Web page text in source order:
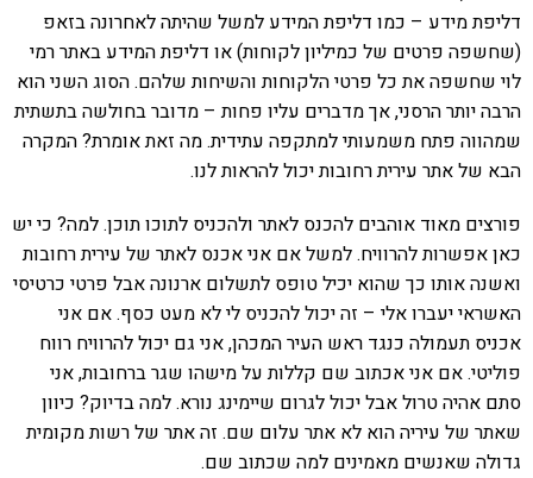
דליפת מידע – כמו דליפת המידע למשל שהיתה לאחרונה בזאפ
(שחשפה פרטים של כמיליון לקוחות) או דליפת המידע באתר רמי
לוי שחשפה את כל פרטי הלקוחות והשיחות שלהם. הסוג השני הוא
הרבה יותר הרסני, אך מדברים עליו פחות – מדובר בחולשה בתשתית
שמהווה פתח משמעותי למתקפה עתידית. מה זאת אומרת? המקרה
הבא של אתר עירית רחובות יכול להראות לנו.
פורצים מאוד אוהבים להכנס לאתר ולהכניס לתוכו תוכן. למה? כי יש
כאן אפשרות להרוויח. למשל אם אני אכנס לאתר של עירית רחובות
ואשנה אותו כך שהוא יכיל טופס לתשלום ארנונה אבל פרטי כרטיסי
האשראי יעברו אלי – זה יכול להכניס לי לא מעט כסף. אם אני
אכניס תעמולה כנגד ראש העיר המכהן, אני גם יכול להרוויח רווח
פוליטי. אם אני אכתוב שם קללות על מישהו שגר ברחובות, אני
סתם אהיה טרול אבל יכול לגרום שיימינג נורא. למה בדיוק? כיוון
שאתר של עיריה הוא לא אתר עלום שם. זה אתר של רשות מקומית
גדולה שאנשים מאמינים למה שכתוב שם.